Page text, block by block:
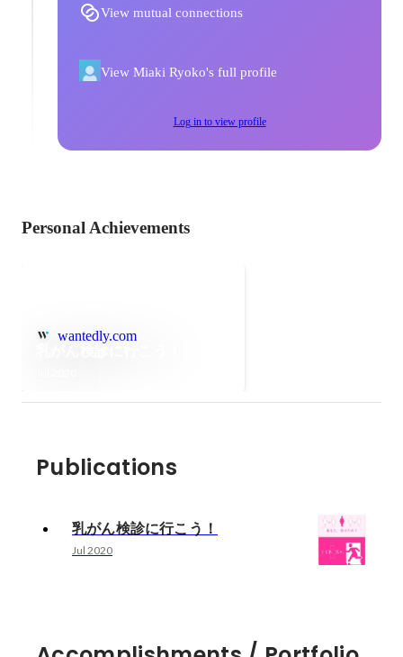
View mutual connections
View Miaki Ryoko's full profile
Log in to view profile
Personal Achievements
wantedly.com
Publications
乳がん検診に行こう！
Jul 2020